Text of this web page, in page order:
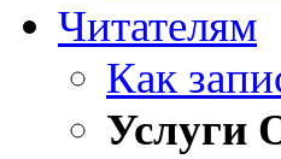
Читателям
Как